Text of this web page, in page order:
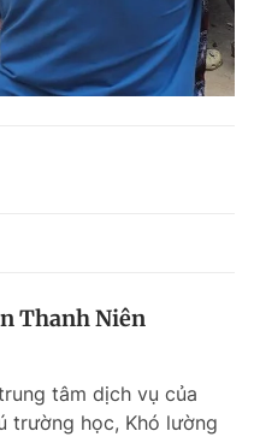
Thanh Niên
tâm dịch vụ của
trường học, Khó lường